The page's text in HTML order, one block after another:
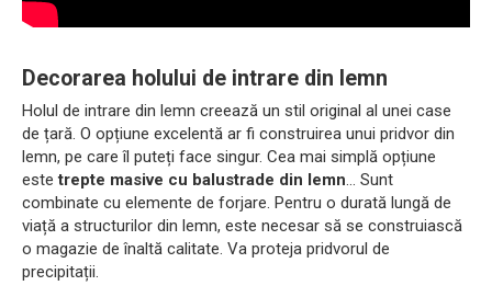
Decorarea holului de intrare din lemn
Holul de intrare din lemn creează un stil original al unei case
de țară. O opțiune excelentă ar fi construirea unui pridvor din
lemn, pe care îl puteți face singur. Cea mai simplă opțiune
estetrepte masive cu balustrade din lemn... Sunt
combinate cu elemente de forjare. Pentru o durată lungă de
viață a structurilor din lemn, este necesar să se construiască
o magazie de înaltă calitate. Va proteja pridvorul de
precipitații.